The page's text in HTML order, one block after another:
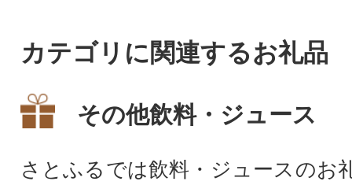
カテゴリに関連するお礼品
その他飲料・ジュース
さとふるでは飲料・ジュースのお